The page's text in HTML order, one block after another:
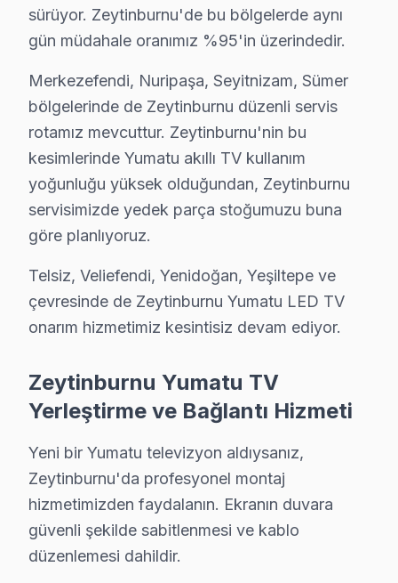
Zeytinburnu'da Yumatu TV Yerinde Onarım –
Yerinde tamir sürecimiz — Zeytinburnu:
• Zeytinburnu'de yerinde teşhis ve anlık fiyat teklifi
• Zeytinburnu servisimizde parça onayınız olmadan
• Zeytinburnu'de sertifikalı teknisyen ile güvenli servis
• Zeytinburnu servisimizde servis belgesi ve garanti
• Zeytinburnu'de ek arıza çıkması halinde
Zeytinburnu'da Yumatu TV İçin Orijinal Parça
Zeytinburnu'da Yumatu televizyon paneli tamirinde
Zeytinburnu parça stoğumuz:
• Zeytinburnu'de LCD, OLED ve QLED panel çeşitleri
• Zeytinburnu servisimizde LED bar ve backlight
• Zeytinburnu'de mainboard, power board, T-Con
• Zeytinburnu servisimizde HDMI soket, IR alıcı, Wi-
• Zeytinburnu'de her parçada 2 yıl değişim garantisi
• Zeytinburnu'de aynı gün tedarik imkânı
sürüyor. Zeytinburnu'de bu bölgelerde aynı
gün müdahale oranımız %95'in üzerindedir.
Merkezefendi, Nuripaşa, Seyitnizam, Sümer
bölgelerinde de Zeytinburnu düzenli servis
rotamız mevcuttur. Zeytinburnu'nin bu
kesimlerinde Yumatu akıllı TV kullanım
yoğunluğu yüksek olduğundan, Zeytinburnu
servisimizde yedek parça stoğumuzu buna
göre planlıyoruz.
Telsiz, Veliefendi, Yenidoğan, Yeşiltepe ve
çevresinde de Zeytinburnu Yumatu LED TV
onarım hizmetimiz kesintisiz devam ediyor.
Zeytinburnu Yumatu TV
Yerleştirme ve Bağlantı Hizmeti
Yeni bir Yumatu televizyon aldıysanız,
Zeytinburnu'da profesyonel montaj
hizmetimizden faydalanın. Ekranın duvara
güvenli şekilde sabitlenmesi ve kablo
düzenlemesi dahildir.